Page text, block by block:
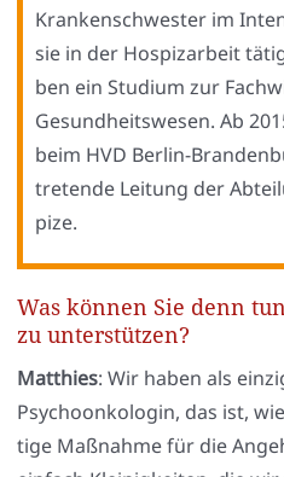
Kran­ken­schwes­ter im
sie in der Hos­piz­ar­beit
ben ein Stu­di­um zur
Gesund­heits­we­sen. Ab
beim HVD Ber­lin-
tre­ten­de Lei­tung der
pi­ze.
Was können Sie denn
zu unterstützen?
Mat­thies: Wir haben als
Psy­cho­on­ko­lo­gin, das ist,
ti­ge Maß­nah­me für die